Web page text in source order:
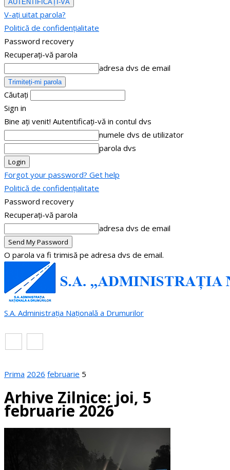
V-ați uitat parola?
Politică de confidențialitate
Password recovery
Recuperați-vă parola
adresa dvs de email
Căutați
Sign in
Bine ați venit! Autentificați-vă in contul dvs
numele dvs de utilizator
parola dvs
Forgot your password? Get help
Politică de confidențialitate
Password recovery
Recuperați-vă parola
adresa dvs de email
O parola va fi trimisă pe adresa dvs de email.
S.A. Administrația Națională a Drumurilor
Prima 2026 februarie 5
Arhive Zilnice: joi, 5
februarie 2026